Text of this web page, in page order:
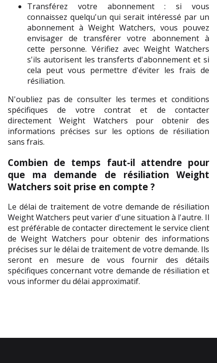
Transférez votre abonnement : si vous
connaissez quelqu'un qui serait intéressé par un
abonnement à Weight Watchers, vous pouvez
envisager de transférer votre abonnement à
cette personne. Vérifiez avec Weight Watchers
s'ils autorisent les transferts d'abonnement et si
cela peut vous permettre d'éviter les frais de
résiliation.
N'oubliez pas de consulter les termes et conditions
spécifiques de votre contrat et de contacter
directement Weight Watchers pour obtenir des
informations précises sur les options de résiliation
sans frais.
Combien de temps faut-il attendre pour
que ma demande de résiliation Weight
Watchers soit prise en compte ?
Le délai de traitement de votre demande de résiliation
Weight Watchers peut varier d'une situation à l'autre. Il
est préférable de contacter directement le service client
de Weight Watchers pour obtenir des informations
précises sur le délai de traitement de votre demande. Ils
seront en mesure de vous fournir des détails
spécifiques concernant votre demande de résiliation et
vous informer du délai approximatif.